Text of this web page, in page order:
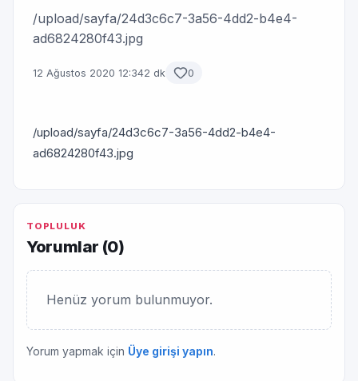
/upload/sayfa/24d3c6c7-3a56-4dd2-b4e4-
ad6824280f43.jpg
12 Ağustos 2020 12:342 dk 0
/upload/sayfa/24d3c6c7-3a56-4dd2-b4e4-
ad6824280f43.jpg
TOPLULUK
Yorumlar (0)
Henüz yorum bulunmuyor.
Yorum yapmak için Üye girişi yapın.